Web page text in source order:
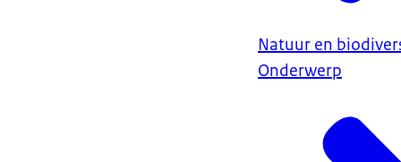
Natuur en
Onderwerp